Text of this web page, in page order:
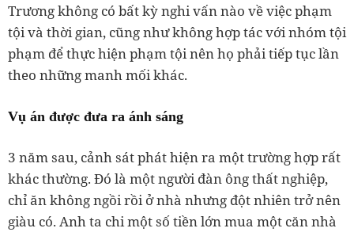
Trương không có bất kỳ nghi vấn nào về việc phạm
tội và thời gian, cũng như không hợp tác với nhóm tội
phạm để thực hiện phạm tội nên họ phải tiếp tục lần
theo những manh mối khác.
Vụ án được đưa ra ánh sáng
3 năm sau, cảnh sát phát hiện ra một trường hợp rất
khác thường. Đó là một người đàn ông thất nghiệp,
chỉ ăn không ngồi rồi ở nhà nhưng đột nhiên trở nên
giàu có. Anh ta chi một số tiền lớn mua một căn nhà